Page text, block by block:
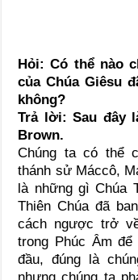
Hỏi: Có thể nào
của Chúa Giêsu
không?
Trả lời: Sau đây
Brown.
Chúng ta có thể
thánh sử Máccô,
là những gì Chúa
Thiên Chúa đã
cách ngược trở
trong Phúc Âm
đầu, đúng là